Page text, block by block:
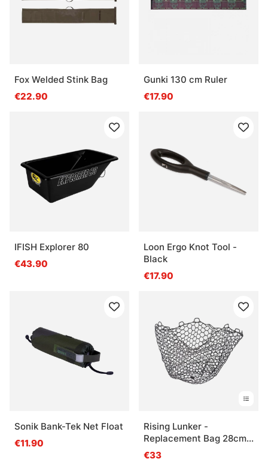
Fox Welded Stink Bag
€22.90
Gunki 130 cm Ruler
€17.90
IFISH Explorer 80
€43.90
Loon Ergo Knot Tool -
Black
€17.90
Sonik Bank-Tek Net Float
€11.90
Rising Lunker -
Replacement Bag 28cm
deep
€33